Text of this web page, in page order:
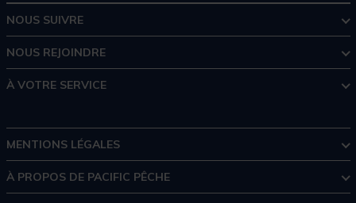
NOUS SUIVRE
NOUS REJOINDRE
À VOTRE SERVICE
MENTIONS LÉGALES
À PROPOS DE PACIFIC PÊCHE